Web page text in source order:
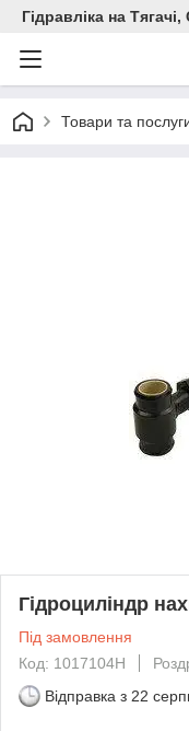
Гідравліка на
Товари та
Гідроциліндр
Під замовлення
Код: 1017104H
Відправка з 22